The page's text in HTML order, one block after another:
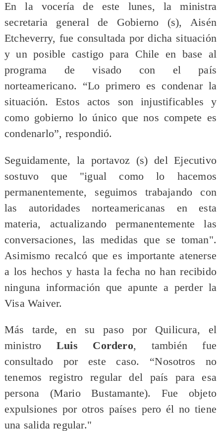
En la vocería de este lunes, la ministra
secretaria general de Gobierno (s), Aisén
Etcheverry, fue consultada por dicha situación
y un posible castigo para Chile en base al
programa de visado con el país
norteamericano. “Lo primero es condenar la
situación. Estos actos son injustificables y
como gobierno lo único que nos compete es
condenarlo”, respondió.
Seguidamente, la portavoz (s) del Ejecutivo
sostuvo que "igual como lo hacemos
permanentemente, seguimos trabajando con
las autoridades norteamericanas en esta
materia, actualizando permanentemente las
conversaciones, las medidas que se toman".
Asimismo recalcó que es importante atenerse
a los hechos y hasta la fecha no han recibido
ninguna información que apunte a perder la
Visa Waiver.
Más tarde, en su paso por Quilicura, el
ministroLuis Cordero, también fue
consultado por este caso. “Nosotros no
tenemos registro regular del país para esa
persona (Mario Bustamante). Fue objeto
expulsiones por otros países pero él no tiene
una salida regular."